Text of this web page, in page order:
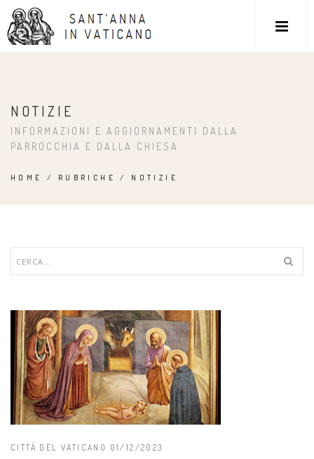
NOTIZIE
INFORMAZIONI E AGGIORNAMENTI DALLA
PARROCCHIA E DALLA CHIESA
HOME / RUBRICHE / NOTIZIE
CITTÀ DEL VATICANO 01/12/2023